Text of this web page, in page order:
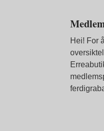
Hei! For